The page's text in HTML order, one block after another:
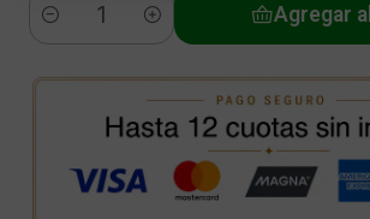
Cantidad
Agregar